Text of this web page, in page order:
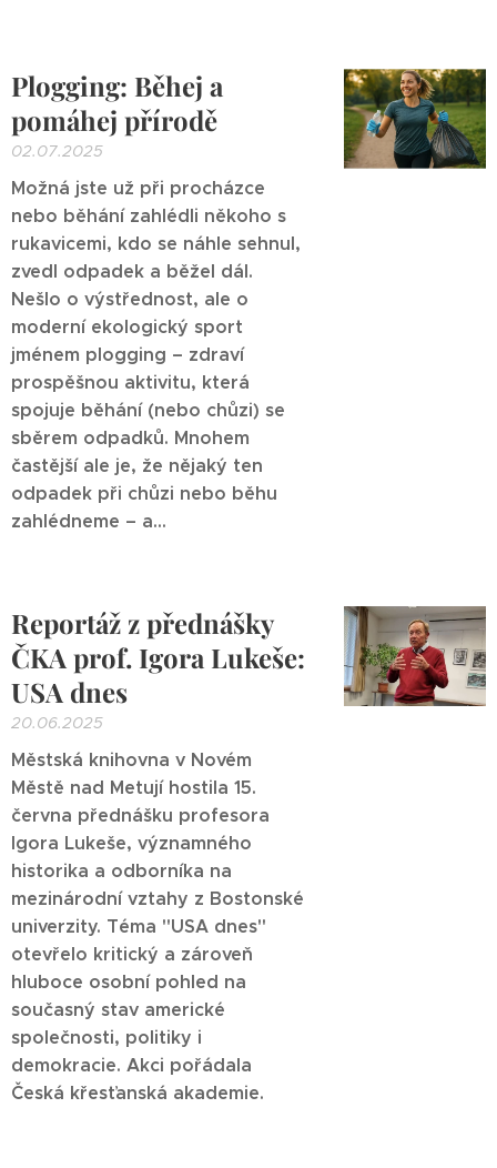
Plogging: Běhej a
pomáhej přírodě
02.07.2025
Možná jste už při procházce
nebo běhání zahlédli někoho s
rukavicemi, kdo se náhle sehnul,
zvedl odpadek a běžel dál.
Nešlo o výstřednost, ale o
moderní ekologický sport
jménem plogging – zdraví
prospěšnou aktivitu, která
spojuje běhání (nebo chůzi) se
sběrem odpadků. Mnohem
častější ale je, že nějaký ten
odpadek při chůzi nebo běhu
zahlédneme – a...
Reportáž z přednášky
ČKA prof. Igora Lukeše:
USA dnes
20.06.2025
Městská knihovna v Novém
Městě nad Metují hostila 15.
června přednášku profesora
Igora Lukeše, významného
historika a odborníka na
mezinárodní vztahy z Bostonské
univerzity. Téma "USA dnes"
otevřelo kritický a zároveň
hluboce osobní pohled na
současný stav americké
společnosti, politiky i
demokracie. Akci pořádala
Česká křesťanská akademie.